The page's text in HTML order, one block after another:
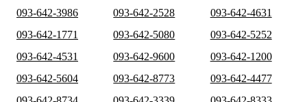
093-642-3986
093-642-2528
093-642-4631
093-642-1771
093-642-5080
093-642-5252
093-642-4531
093-642-9600
093-642-1200
093-642-5604
093-642-8773
093-642-4477